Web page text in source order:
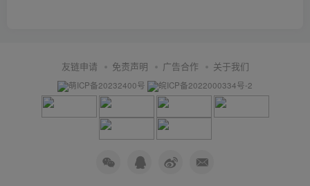
友链申请 免责声明 广告合作 关于我们
萌ICP备20232400号 皖ICP备2022000334号-2